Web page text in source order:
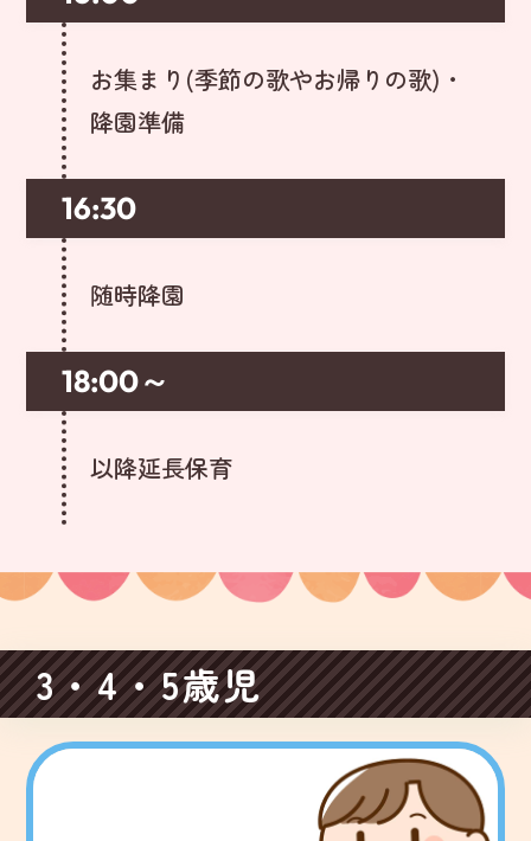
お集まり(季節の歌やお帰りの歌)・
降園準備
16:30
随時降園
18:00～
以降延長保育
3・4・5歳児